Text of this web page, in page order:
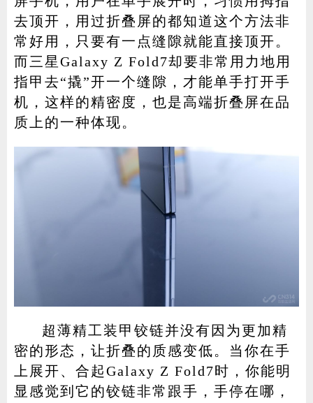
去顶开，用过折叠屏的都知道这个方法非
常好用，只要有一点缝隙就能直接顶开。
而三星Galaxy Z Fold7却要非常用力地用
指甲去“撬”开一个缝隙，才能单手打开手
机，这样的精密度，也是高端折叠屏在品
质上的一种体现。
超薄精工装甲铰链并没有因为更加精
密的形态，让折叠的质感变低。当你在手
上展开、合起Galaxy Z Fold7时，你能明
显感觉到它的铰链非常跟手，手停在哪，